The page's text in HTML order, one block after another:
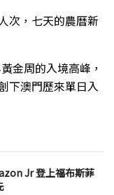
次，七天的農曆新
金周的入境高峰，
下澳門歷來單日入
Jr 登上福布斯菲